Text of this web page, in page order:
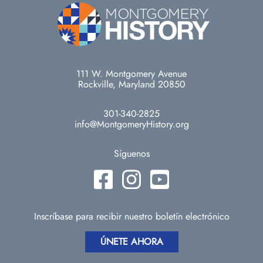
111 W. Montgomery Avenue
Rockville, Maryland 20850
301-340-2825
info@MontgomeryHistory.org
Síguenos
Inscríbase para recibir nuestro boletín electrónico
ÚNETE AHORA